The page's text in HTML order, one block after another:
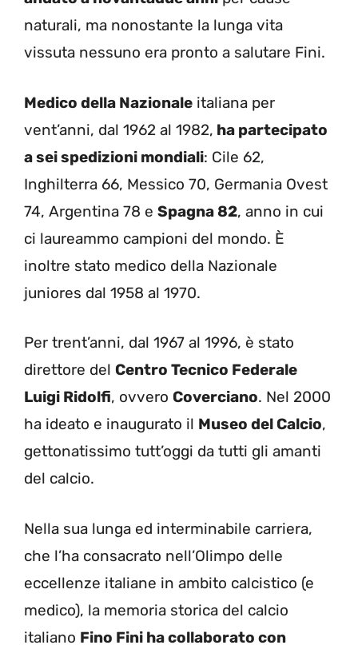
naturali, ma nonostante la lunga vita
vissuta nessuno era pronto a salutare Fini.
Medico della Nazionale italiana per
vent’anni, dal 1962 al 1982, ha partecipato
a sei spedizioni mondiali: Cile 62,
Inghilterra 66, Messico 70, Germania Ovest
74, Argentina 78 e Spagna 82, anno in cui
ci laureammo campioni del mondo. È
inoltre stato medico della Nazionale
juniores dal 1958 al 1970.
Per trent’anni, dal 1967 al 1996, è stato
direttore del Centro Tecnico Federale
Luigi Ridolfi, ovvero Coverciano. Nel 2000
ha ideato e inaugurato il Museo del Calcio,
gettonatissimo tutt’oggi da tutti gli amanti
del calcio.
Nella sua lunga ed interminabile carriera,
che l’ha consacrato nell’Olimpo delle
eccellenze italiane in ambito calcistico (e
medico), la memoria storica del calcio
italiano Fino Fini ha collaborato con